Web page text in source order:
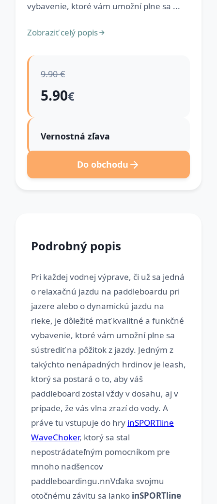
vybavenie, ktoré vám umožní plne sa ...
Zobraziť celý popis
9.90 €
5.90€
Vernostná zľava
Do obchodu
Podrobný popis
Pri každej vodnej výprave, či už sa jedná
o relaxačnú jazdu na paddleboardu pri
jazere alebo o dynamickú jazdu na
rieke, je dôležité mať kvalitné a funkčné
vybavenie, ktoré vám umožní plne sa
sústrediť na pôžitok z jazdy. Jedným z
takýchto nenápadných hrdinov je leash,
ktorý sa postará o to, aby váš
paddleboard zostal vždy v dosahu, aj v
prípade, že vás vlna zrazí do vody. A
práve tu vstupuje do hry inSPORTline
WaveChoker, ktorý sa stal
nepostrádateľným pomocníkom pre
mnoho nadšencov
paddleboardingu.nnVďaka svojmu
otočnému závitu sa lanko inSPORTline